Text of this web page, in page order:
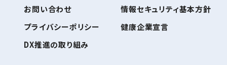
お問い合わせ
プライバシーポリシー
DX推進の取り組み
情報セキュリティ基本方針
健康企業宣言